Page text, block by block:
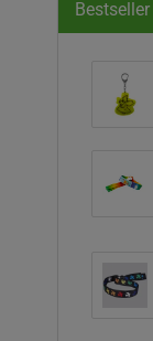
Bestseller